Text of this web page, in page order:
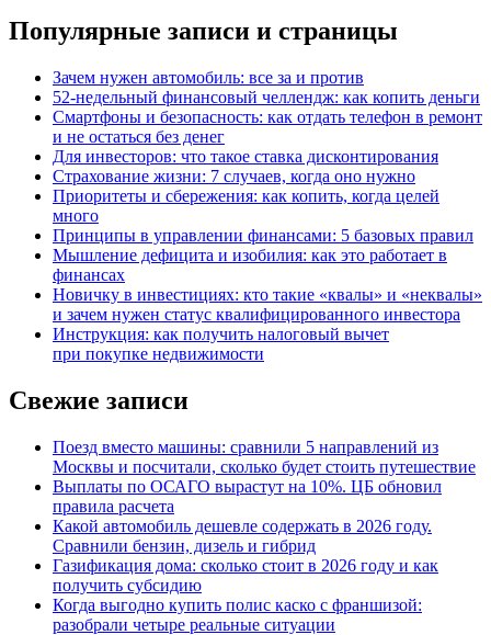
Популярные записи и страницы
Зачем нужен автомобиль: все за и против
52-недельный финансовый челлендж: как копить деньги
Смартфоны и безопасность: как отдать телефон в ремонт
и не остаться без денег
Для инвесторов: что такое ставка дисконтирования
Страхование жизни: 7 случаев, когда оно нужно
Приоритеты и сбережения: как копить, когда целей
много
Принципы в управлении финансами: 5 базовых правил
Мышление дефицита и изобилия: как это работает в
финансах
Новичку в инвестициях: кто такие «квалы» и «неквалы»
и зачем нужен статус квалифицированного инвестора
Инструкция: как получить налоговый вычет
при покупке недвижимости
Свежие записи
Поезд вместо машины: сравнили 5 направлений из
Москвы и посчитали, сколько будет стоить путешествие
Выплаты по ОСАГО вырастут на 10%. ЦБ обновил
правила расчета
Какой автомобиль дешевле содержать в 2026 году.
Сравнили бензин, дизель и гибрид
Газификация дома: сколько стоит в 2026 году и как
получить субсидию
Когда выгодно купить полис каско с франшизой:
разобрали четыре реальные ситуации